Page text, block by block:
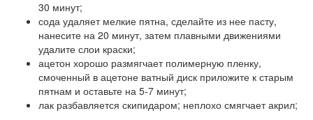
30 минут;
сода удаляет мелкие пятна, сделайте из нее пасту,
нанесите на 20 минут, затем плавными движениями
удалите слои краски;
ацетон хорошо размягчает полимерную пленку,
смоченный в ацетоне ватный диск приложите к старым
пятнам и оставьте на 5-7 минут;
лак разбавляется скипидаром; неплохо смягчает акрил;